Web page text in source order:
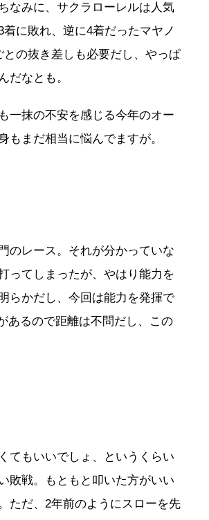
なみに、サクラローレルは人気
に敗れ、逆に4着だったマヤノ
の抜き差しも必要だし、やっぱ
だなとも。
一抹の不安を感じる今年のオー
もまだ相当に悩んでますが。
のレース。それが分かっていな
ってしまったが、やはり能力を
らかだし、今回は能力を発揮で
あるので距離は不問だし、この
てもいいでしょ、というくらい
敗戦。もともと叩いた方がいい
ただ、2年前のようにスローを先